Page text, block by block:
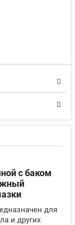
с баком
для
и других